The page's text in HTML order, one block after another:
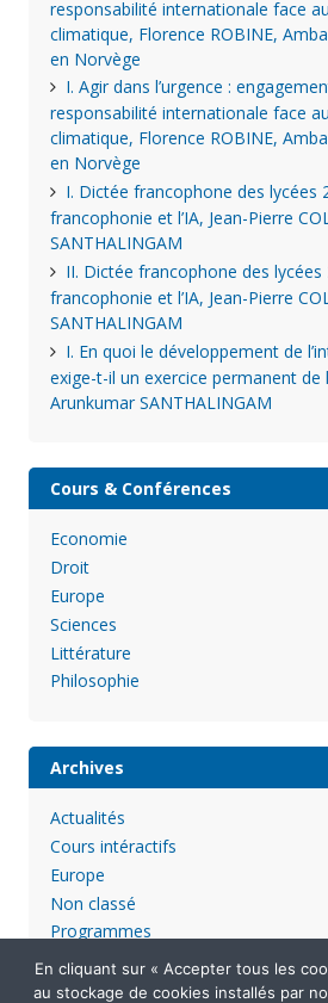
responsabilité internationale face
climatique, Florence ROBINE,
en Norvège
I. Agir dans l’urgence :
responsabilité internationale face
climatique, Florence ROBINE,
en Norvège
I. Dictée francophone des lycées
francophonie et l’IA, Jean-Pierre
SANTHALINGAM
II. Dictée francophone des lycées
francophonie et l’IA, Jean-Pierre
SANTHALINGAM
I. En quoi le développement de
exige-t-il un exercice permanent de
Arunkumar SANTHALINGAM
Cours & Conférences
Economie
Droit
Europe
Sciences
Littérature
Philosophie
Archives
Actualités
Cours intéractifs
Europe
Non classé
Programmes
En cliquant sur « Accepter tous les
au stockage de cookies installés par